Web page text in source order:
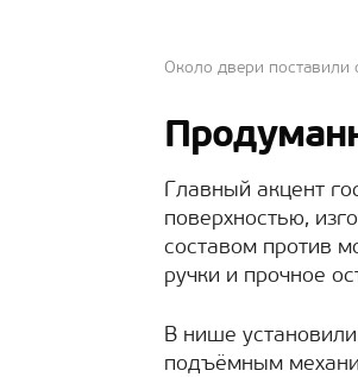
Около двери
Главный акцент
поверхностью,
составом против
ручки и прочное
В нише
подъёмным